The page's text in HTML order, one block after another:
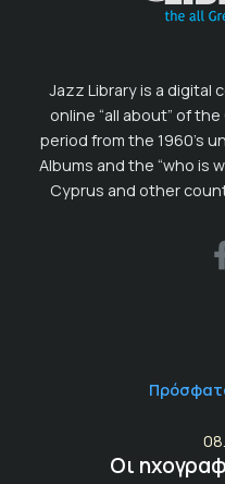
Jazz Library is a digital
online “all about” of
period from the 1960’s
Albums and the “who is
Cyprus and other
Οι